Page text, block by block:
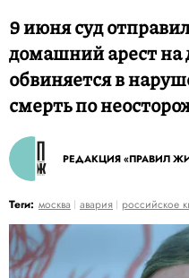
9 июня суд
домашний арест на
обвиняется в
смерть по
РЕДАКЦИЯ «ПРАВИЛ
Теги: москва авария российское